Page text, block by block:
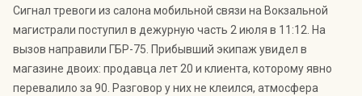
Сигнал тревоги из салона мобильной связи на Вокзальной
магистрали поступил в дежурную часть 2 июля в 11:12. На
вызов направили ГБР-75. Прибывший экипаж увидел в
магазине двоих: продавца лет 20 и клиента, которому явно
перевалило за 90. Разговор у них не клеился, атмосфера